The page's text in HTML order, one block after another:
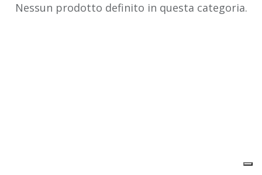
Nessun prodotto definito in questa categoria.